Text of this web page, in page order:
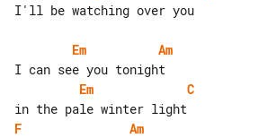
I'll be watching over you
Em
Am
Em
C
F
Am